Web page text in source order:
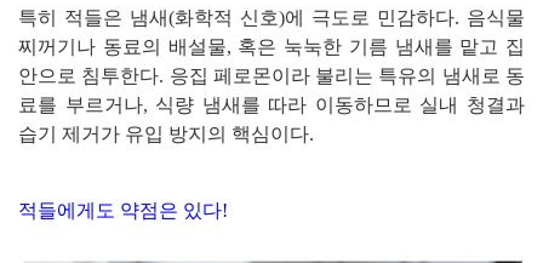
특히 적들은 냄새(화학적 신호)에 극도로 민감하다. 음식물
찌꺼기나 동료의 배설물, 혹은 눅눅한 기름 냄새를 맡고 집
안으로 침투한다. 응집 페로몬이라 불리는 특유의 냄새로 동
료를 부르거나, 식량 냄새를 따라 이동하므로 실내 청결과
습기 제거가 유입 방지의 핵심이다.
적들에게도 약점은 있다!